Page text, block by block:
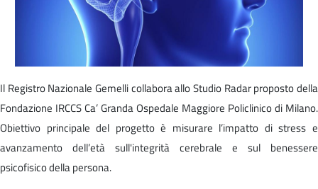
Il Registro Nazionale Gemelli collabora allo Studio Radar proposto della
Fondazione IRCCS Ca’ Granda Ospedale Maggiore Policlinico di Milano.
Obiettivo principale del progetto è misurare l’impatto di stress e
avanzamento dell’età sull'integrità cerebrale e sul benessere
psicofisico della persona.